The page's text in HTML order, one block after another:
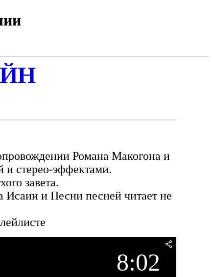
Романа Макогона и
и стерео-эффектами.
завета.
и Песни песней читает не
8:02